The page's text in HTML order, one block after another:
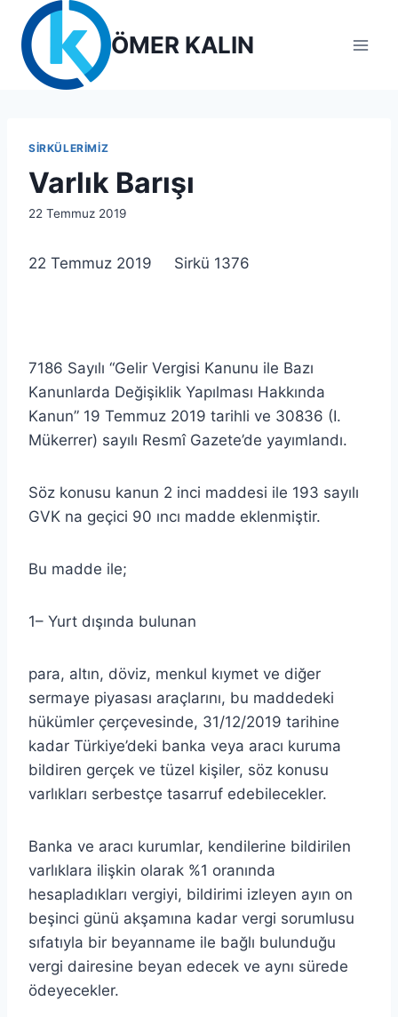
content
ÖMER KALIN
SIRKÜLERIMIZ
Varlık Barışı
By
22 Temmuz 2019
22 Temmuz 2019 Sirkü 1376
7186 Sayılı “Gelir Vergisi Kanunu ile Bazı
Kanunlarda Değişiklik Yapılması Hakkında
Kanun” 19 Temmuz 2019 tarihli ve 30836 (I.
Mükerrer) sayılı Resmî Gazete’de yayımlandı.
Söz konusu kanun 2 inci maddesi ile 193 sayılı
GVK na geçici 90 ıncı madde eklenmiştir.
Bu madde ile;
1– Yurt dışında bulunan
para, altın, döviz, menkul kıymet ve diğer
sermaye piyasası araçlarını, bu maddedeki
hükümler çerçevesinde, 31/12/2019 tarihine
kadar Türkiye’deki banka veya aracı kuruma
bildiren gerçek ve tüzel kişiler, söz konusu
varlıkları serbestçe tasarruf edebilecekler.
Banka ve aracı kurumlar, kendilerine bildirilen
varlıklara ilişkin olarak %1 oranında
hesapladıkları vergiyi, bildirimi izleyen ayın on
beşinci günü akşamına kadar vergi sorumlusu
sıfatıyla bir beyanname ile bağlı bulunduğu
vergi dairesine beyan edecek ve aynı sürede
ödeyecekler.